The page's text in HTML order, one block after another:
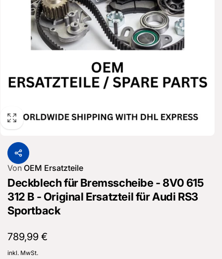
Von OEM Ersatzteile
Deckblech für Bremsscheibe - 8V0 615
312 B - Original Ersatzteil für Audi RS3
Sportback
Normaler
Preis
789,99 €
inkl. MwSt.